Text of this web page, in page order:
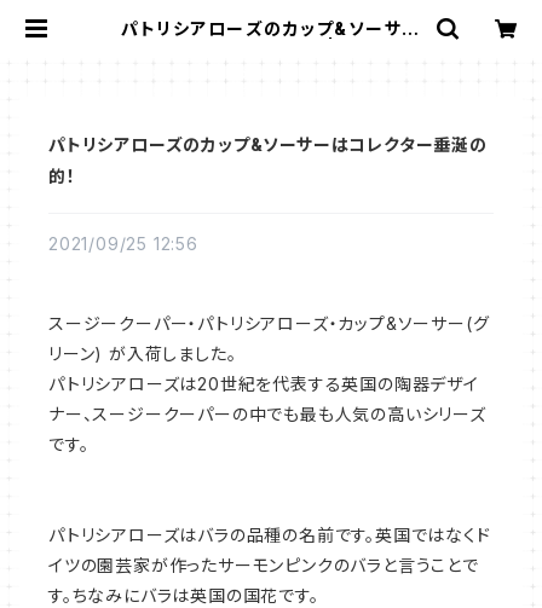
パトリシアローズのカップ&ソーサー
パトリシアローズのカップ&ソーサーはコレクター垂涎の
的！
2021/09/25 12:56
スージークーパー・パトリシアローズ・カップ&ソーサー(グ
リーン) が入荷しました。
パトリシアローズは20世紀を代表する英国の陶器デザイ
ナー、スージークーパーの中でも最も人気の高いシリーズ
です。
パトリシアローズはバラの品種の名前です。英国ではなくド
イツの園芸家が作ったサーモンピンクのバラと言うことで
す。ちなみにバラは英国の国花です。